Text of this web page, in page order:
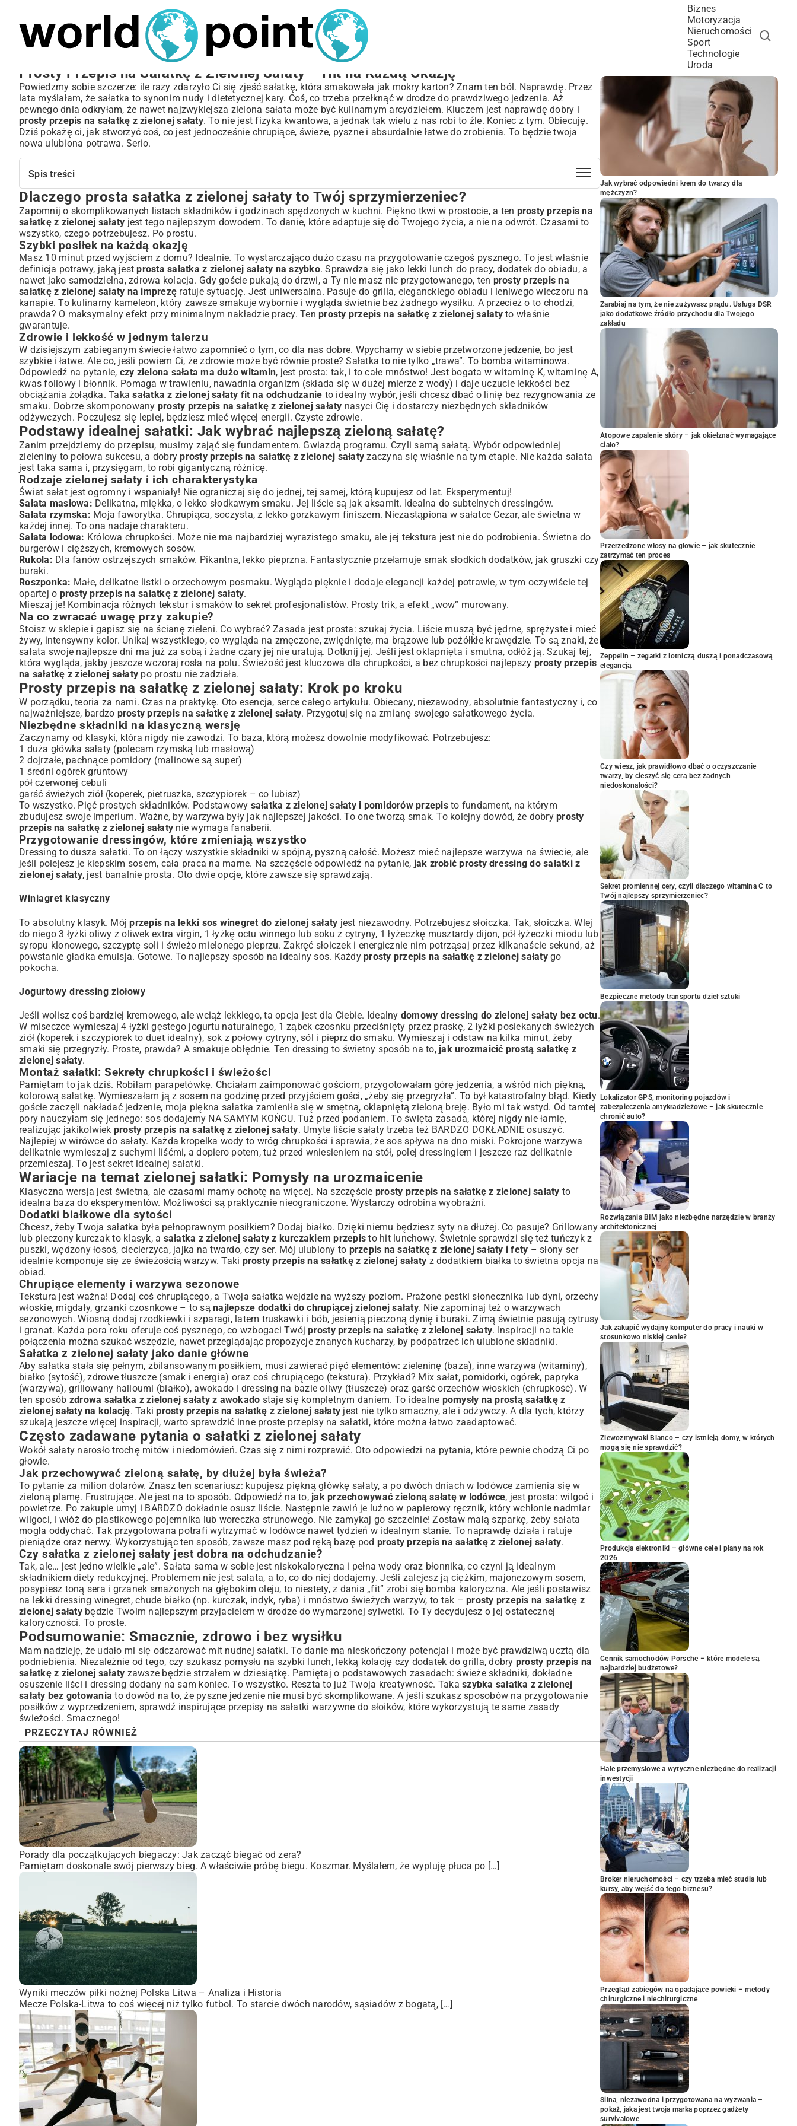
Biznes
Motoryzacja
Nieruchomości
Sport
Technologie
Uroda
Prosty Przepis na Sałatkę z Zielonej Sałaty – Hit na Każdą Okazję
Powiedzmy sobie szczerze: ile razy zdarzyło Ci się zjeść sałatkę, która smakowała jak mokry karton? Znam ten ból. Naprawdę. Przez
lata myślałam, że sałatka to synonim nudy i dietetycznej kary. Coś, co trzeba przełknąć w drodze do prawdziwego jedzenia. Aż
pewnego dnia odkryłam, że nawet najzwyklejsza zielona sałata może być kulinarnym arcydziełem. Kluczem jest naprawdę dobry i
prosty przepis na sałatkę z zielonej sałaty. To nie jest fizyka kwantowa, a jednak tak wielu z nas robi to źle. Koniec z tym. Obiecuję.
Dziś pokażę ci, jak stworzyć coś, co jest jednocześnie chrupiące, świeże, pyszne i absurdalnie łatwe do zrobienia. To będzie twoja
nowa ulubiona potrawa. Serio.
Spis treści
Dlaczego prosta sałatka z zielonej sałaty to Twój sprzymierzeniec?
Szybki posiłek na każdą okazję
Zdrowie i lekkość w jednym talerzu
Podstawy idealnej sałatki: Jak wybrać najlepszą zieloną sałatę?
Rodzaje zielonej sałaty i ich charakterystyka
Na co zwracać uwagę przy zakupie?
Prosty przepis na sałatkę z zielonej sałaty: Krok po kroku
Niezbędne składniki na klasyczną wersję
Przygotowanie dressingów, które zmieniają wszystko
Montaż sałatki: Sekrety chrupkości i świeżości
Wariacje na temat zielonej sałatki: Pomysły na urozmaicenie
Dodatki białkowe dla sytości
Chrupiące elementy i warzywa sezonowe
Sałatka z zielonej sałaty jako danie główne
Często zadawane pytania o sałatki z zielonej sałaty
Jak przechowywać zieloną sałatę, by dłużej była świeża?
Czy sałatka z zielonej sałaty jest dobra na odchudzanie?
Podsumowanie: Smacznie, zdrowo i bez wysiłku
Dlaczego prosta sałatka z zielonej sałaty to Twój sprzymierzeniec?
Zapomnij o skomplikowanych listach składników i godzinach spędzonych w kuchni. Piękno tkwi w prostocie, a ten prosty przepis na
sałatkę z zielonej sałaty jest tego najlepszym dowodem. To danie, które adaptuje się do Twojego życia, a nie na odwrót. Czasami to
wszystko, czego potrzebujesz. Po prostu.
Szybki posiłek na każdą okazję
Masz 10 minut przed wyjściem z domu? Idealnie. To wystarczająco dużo czasu na przygotowanie czegoś pysznego. To jest właśnie
definicja potrawy, jaką jestprosta sałatka z zielonej sałaty na szybko. Sprawdza się jako lekki lunch do pracy, dodatek do obiadu, a
nawet jako samodzielna, zdrowa kolacja. Gdy goście pukają do drzwi, a Ty nie masz nic przygotowanego, ten prosty przepis na
sałatkę z zielonej sałaty na imprezę ratuje sytuację. Jest uniwersalna. Pasuje do grilla, eleganckiego obiadu i leniwego wieczoru na
kanapie. To kulinarny kameleon, który zawsze smakuje wybornie i wygląda świetnie bez żadnego wysiłku. A przecież o to chodzi,
prawda? O maksymalny efekt przy minimalnym nakładzie pracy. Ten prosty przepis na sałatkę z zielonej sałatyto właśnie
gwarantuje.
Zdrowie i lekkość w jednym talerzu
W dzisiejszym zabieganym świecie łatwo zapomnieć o tym, co dla nas dobre. Wpychamy w siebie przetworzone jedzenie, bo jest
szybkie i łatwe. Ale co, jeśli powiem Ci, że zdrowie może być równie proste? Sałatka to nie tylko „trawa”. To bomba witaminowa.
Odpowiedź na pytanie, czy zielona sałata ma dużo witamin, jest prosta: tak, i to całe mnóstwo! Jest bogata w witaminę K, witaminę A,
kwas foliowy i błonnik. Pomaga w trawieniu, nawadnia organizm (składa się w dużej mierze z wody) i daje uczucie lekkości bez
obciążania żołądka. Takasałatka z zielonej sałaty fit na odchudzanie to idealny wybór, jeśli chcesz dbać o linię bez rezygnowania ze
smaku. Dobrze skomponowany prosty przepis na sałatkę z zielonej sałaty nasyci Cię i dostarczy niezbędnych składników
odżywczych. Poczujesz się lepiej, będziesz mieć więcej energii. Czyste zdrowie.
Podstawy idealnej sałatki: Jak wybrać najlepszą zieloną sałatę?
Zanim przejdziemy do przepisu, musimy zająć się fundamentem. Gwiazdą programu. Czyli samą sałatą. Wybór odpowiedniej
zieleniny to połowa sukcesu, a dobryprosty przepis na sałatkę z zielonej sałaty zaczyna się właśnie na tym etapie. Nie każda sałata
jest taka sama i, przysięgam, to robi gigantyczną różnicę.
Rodzaje zielonej sałaty i ich charakterystyka
Świat sałat jest ogromny i wspaniały! Nie ograniczaj się do jednej, tej samej, którą kupujesz od lat. Eksperymentuj!
Sałata masłowa: Delikatna, miękka, o lekko słodkawym smaku. Jej liście są jak aksamit. Idealna do subtelnych dressingów.
Sałata rzymska: Moja faworytka. Chrupiąca, soczysta, z lekko gorzkawym finiszem. Niezastąpiona w sałatce Cezar, ale świetna w
każdej innej. To ona nadaje charakteru.
Sałata lodowa: Królowa chrupkości. Może nie ma najbardziej wyrazistego smaku, ale jej tekstura jest nie do podrobienia. Świetna do
burgerów i cięższych, kremowych sosów.
Rukola: Dla fanów ostrzejszych smaków. Pikantna, lekko pieprzna. Fantastycznie przełamuje smak słodkich dodatków, jak gruszki czy
buraki.
Roszponka: Małe, delikatne listki o orzechowym posmaku. Wygląda pięknie i dodaje elegancji każdej potrawie, w tym oczywiście tej
opartej o prosty przepis na sałatkę z zielonej sałaty.
Mieszaj je! Kombinacja różnych tekstur i smaków to sekret profesjonalistów. Prosty trik, a efekt „wow” murowany.
Na co zwracać uwagę przy zakupie?
Stoisz w sklepie i gapisz się na ścianę zieleni. Co wybrać? Zasada jest prosta: szukaj życia. Liście muszą być jędrne, sprężyste i mieć
żywy, intensywny kolor. Unikaj wszystkiego, co wygląda na zmęczone, zwiędnięte, ma brązowe lub pożółkłe krawędzie. To są znaki, że
sałata swoje najlepsze dni ma już za sobą i żadne czary jej nie uratują. Dotknij jej. Jeśli jest oklapnięta i smutna, odłóż ją. Szukaj tej,
która wygląda, jakby jeszcze wczoraj rosła na polu. Świeżość jest kluczowa dla chrupkości, a bez chrupkości najlepszy prosty przepis
na sałatkę z zielonej sałaty po prostu nie zadziała.
Prosty przepis na sałatkę z zielonej sałaty: Krok po kroku
W porządku, teoria za nami. Czas na praktykę. Oto esencja, serce całego artykułu. Obiecany, niezawodny, absolutnie fantastyczny i, co
najważniejsze, bardzo prosty przepis na sałatkę z zielonej sałaty. Przygotuj się na zmianę swojego sałatkowego życia.
Niezbędne składniki na klasyczną wersję
Zaczynamy od klasyki, która nigdy nie zawodzi. To baza, którą możesz dowolnie modyfikować. Potrzebujesz:
1 duża główka sałaty (polecam rzymską lub masłową)
2 dojrzałe, pachnące pomidory (malinowe są super)
1 średni ogórek gruntowy
pół czerwonej cebuli
garść świeżych ziół (koperek, pietruszka, szczypiorek – co lubisz)
To wszystko. Pięć prostych składników. Podstawowy sałatka z zielonej sałaty i pomidorów przepisto fundament, na którym
zbudujesz swoje imperium. Ważne, by warzywa były jak najlepszej jakości. To one tworzą smak. To kolejny dowód, że dobry prosty
przepis na sałatkę z zielonej sałaty nie wymaga fanaberii.
Przygotowanie dressingów, które zmieniają wszystko
Dressing to dusza sałatki. To on łączy wszystkie składniki w spójną, pyszną całość. Możesz mieć najlepsze warzywa na świecie, ale
jeśli polejesz je kiepskim sosem, cała praca na marne. Na szczęście odpowiedź na pytanie, jak zrobić prosty dressing do sałatki z
zielonej sałaty, jest banalnie prosta. Oto dwie opcje, które zawsze się sprawdzają.
Winiagret klasyczny
To absolutny klasyk. Mójprzepis na lekki sos winegret do zielonej sałaty jest niezawodny. Potrzebujesz słoiczka. Tak, słoiczka. Wlej
do niego 3 łyżki oliwy z oliwek extra virgin, 1 łyżkę octu winnego lub soku z cytryny, 1 łyżeczkę musztardy dijon, pół łyżeczki miodu lub
syropu klonowego, szczyptę soli i świeżo mielonego pieprzu. Zakręć słoiczek i energicznie nim potrząsaj przez kilkanaście sekund, aż
powstanie gładka emulsja. Gotowe. To najlepszy sposób na idealny sos. Każdy prosty przepis na sałatkę z zielonej sałatygo
pokocha.
Jogurtowy dressing ziołowy
Jeśli wolisz coś bardziej kremowego, ale wciąż lekkiego, ta opcja jest dla Ciebie. Idealny domowy dressing do zielonej sałaty bez octu.
W miseczce wymieszaj 4 łyżki gęstego jogurtu naturalnego, 1 ząbek czosnku przeciśnięty przez praskę, 2 łyżki posiekanych świeżych
ziół (koperek i szczypiorek to duet idealny), sok z połowy cytryny, sól i pieprz do smaku. Wymieszaj i odstaw na kilka minut, żeby
smaki się przegryzły. Proste, prawda? A smakuje obłędnie. Ten dressing to świetny sposób na to, jak urozmaicić prostą sałatkę z
zielonej sałaty.
Montaż sałatki: Sekrety chrupkości i świeżości
Pamiętam to jak dziś. Robiłam parapetówkę. Chciałam zaimponować gościom, przygotowałam górę jedzenia, a wśród nich piękną,
kolorową sałatkę. Wymieszałam ją z sosem na godzinę przed przyjściem gości, „żeby się przegryzła”. To był katastrofalny błąd. Kiedy
goście zaczęli nakładać jedzenie, moja piękna sałatka zamieniła się w smętną, oklapniętą zieloną breję. Było mi tak wstyd. Od tamtej
pory nauczyłam się jednego: sos dodajemy NA SAMYM KOŃCU. Tuż przed podaniem. To święta zasada, której nigdy nie łamię,
realizując jakikolwiek prosty przepis na sałatkę z zielonej sałaty. Umyte liście sałaty trzeba też BARDZO DOKŁADNIE osuszyć.
Najlepiej w wirówce do sałaty. Każda kropelka wody to wróg chrupkości i sprawia, że sos spływa na dno miski. Pokrojone warzywa
delikatnie wymieszaj z suchymi liśćmi, a dopiero potem, tuż przed wniesieniem na stół, polej dressingiem i jeszcze raz delikatnie
przemieszaj. To jest sekret idealnej sałatki.
Wariacje na temat zielonej sałatki: Pomysły na urozmaicenie
Klasyczna wersja jest świetna, ale czasami mamy ochotę na więcej. Na szczęście prosty przepis na sałatkę z zielonej sałaty to
idealna baza do eksperymentów. Możliwości są praktycznie nieograniczone. Wystarczy odrobina wyobraźni.
Dodatki białkowe dla sytości
Chcesz, żeby Twoja sałatka była pełnoprawnym posiłkiem? Dodaj białko. Dzięki niemu będziesz syty na dłużej. Co pasuje? Grillowany
lub pieczony kurczak to klasyk, a sałatka z zielonej sałaty z kurczakiem przepis to hit lunchowy. Świetnie sprawdzi się też tuńczyk z
puszki, wędzony łosoś, ciecierzyca, jajka na twardo, czy ser. Mój ulubiony to przepis na sałatkę z zielonej sałaty i fety – słony ser
idealnie komponuje się ze świeżością warzyw. Taki prosty przepis na sałatkę z zielonej sałaty z dodatkiem białka to świetna opcja na
obiad.
Chrupiące elementy i warzywa sezonowe
Tekstura jest ważna! Dodaj coś chrupiącego, a Twoja sałatka wejdzie na wyższy poziom. Prażone pestki słonecznika lub dyni, orzechy
włoskie, migdały, grzanki czosnkowe – to są najlepsze dodatki do chrupiącej zielonej sałaty. Nie zapominaj też o warzywach
sezonowych. Wiosną dodaj rzodkiewki i szparagi, latem truskawki i bób, jesienią pieczoną dynię i buraki. Zimą świetnie pasują cytrusy
i granat. Każda pora roku oferuje coś pysznego, co wzbogaci Twójprosty przepis na sałatkę z zielonej sałaty. Inspiracji na takie
połączenia można szukać wszędzie, nawet przeglądając propozycje znanych kucharzy, by podpatrzeć ich ulubione składniki.
Sałatka z zielonej sałaty jako danie główne
Aby sałatka stała się pełnym, zbilansowanym posiłkiem, musi zawierać pięć elementów: zieleninę (baza), inne warzywa (witaminy),
białko (sytość), zdrowe tłuszcze (smak i energia) oraz coś chrupiącego (tekstura). Przykład? Mix sałat, pomidorki, ogórek, papryka
(warzywa), grillowany halloumi (białko), awokado i dressing na bazie oliwy (tłuszcze) oraz garść orzechów włoskich (chrupkość). W
ten sposób zdrowa sałatka z zielonej sałaty z awokado staje się kompletnym daniem. To idealne pomysły na prostą sałatkę z
zielonej sałaty na kolację. Takiprosty przepis na sałatkę z zielonej sałaty jest nie tylko smaczny, ale i odżywczy. A dla tych, którzy
szukają jeszcze więcej inspiracji, warto sprawdzić inne proste przepisy na sałatki, które można łatwo zaadaptować.
Często zadawane pytania o sałatki z zielonej sałaty
Wokół sałaty narosło trochę mitów i niedomówień. Czas się z nimi rozprawić. Oto odpowiedzi na pytania, które pewnie chodzą Ci po
głowie.
Jak przechowywać zieloną sałatę, by dłużej była świeża?
To pytanie za milion dolarów. Znasz ten scenariusz: kupujesz piękną główkę sałaty, a po dwóch dniach w lodówce zamienia się w
zieloną plamę. Frustrujące. Ale jest na to sposób. Odpowiedź na to, jak przechowywać zieloną sałatę w lodówce, jest prosta: wilgoć i
powietrze. Po zakupie umyj i BARDZO dokładnie osusz liście. Następnie zawiń je luźno w papierowy ręcznik, który wchłonie nadmiar
wilgoci, i włóż do plastikowego pojemnika lub woreczka strunowego. Nie zamykaj go szczelnie! Zostaw małą szparkę, żeby sałata
mogła oddychać. Tak przygotowana potrafi wytrzymać w lodówce nawet tydzień w idealnym stanie. To naprawdę działa i ratuje
pieniądze oraz nerwy. Wykorzystując ten sposób, zawsze masz pod ręką bazę pod prosty przepis na sałatkę z zielonej sałaty.
Czy sałatka z zielonej sałaty jest dobra na odchudzanie?
Tak, ale… jest jedno wielkie „ale”. Sałata sama w sobie jest niskokaloryczna i pełna wody oraz błonnika, co czyni ją idealnym
składnikiem diety redukcyjnej. Problemem nie jest sałata, a to, co do niej dodajemy. Jeśli zalejesz ją ciężkim, majonezowym sosem,
posypiesz toną sera i grzanek smażonych na głębokim oleju, to niestety, z dania „fit” zrobi się bomba kaloryczna. Ale jeśli postawisz
na lekki dressing winegret, chude białko (np. kurczak, indyk, ryba) i mnóstwo świeżych warzyw, to tak – prosty przepis na sałatkę z
zielonej sałatybędzie Twoim najlepszym przyjacielem w drodze do wymarzonej sylwetki. To Ty decydujesz o jej ostatecznej
kaloryczności. To proste.
Podsumowanie: Smacznie, zdrowo i bez wysiłku
Mam nadzieję, że udało mi się odczarować mit nudnej sałatki. To danie ma nieskończony potencjał i może być prawdziwą ucztą dla
podniebienia. Niezależnie od tego, czy szukasz pomysłu na szybki lunch, lekką kolację czy dodatek do grilla, dobry prosty przepis na
sałatkę z zielonej sałaty zawsze będzie strzałem w dziesiątkę. Pamiętaj o podstawowych zasadach: świeże składniki, dokładne
osuszenie liści i dressing dodany na sam koniec. To wszystko. Reszta to już Twoja kreatywność. Taka szybka sałatka z zielonej
sałaty bez gotowania to dowód na to, że pyszne jedzenie nie musi być skomplikowane. A jeśli szukasz sposobów na przygotowanie
posiłków z wyprzedzeniem, sprawdź inspirujące przepisy na sałatki warzywne do słoików, które wykorzystują te same zasady
świeżości. Smacznego!
PRZECZYTAJ RÓWNIEŻ
Porady dla początkujących biegaczy: Jak zacząć biegać od zera?
Pamiętam doskonale swój pierwszy bieg. A właściwie próbę biegu. Koszmar. Myślałem, że wypluję płuca po […]
Wyniki meczów piłki nożnej Polska Litwa – Analiza i Historia
Mecze Polska-Litwa to coś więcej niż tylko futbol. To starcie dwóch narodów, sąsiadów z bogatą, […]
POPULARNE ARTYKUŁY
Jak wybrać odpowiedni krem do twarzy dla
mężczyzn?
Zarabiaj na tym, że nie zużywasz prądu. Usługa DSR
jako dodatkowe źródło przychodu dla Twojego
zakładu
Atopowe zapalenie skóry – jak okiełznać wymagające
ciało?
Przerzedzone włosy na głowie – jak skutecznie
zatrzymać ten proces
Zeppelin – zegarki z lotniczą duszą i ponadczasową
elegancją
Czy wiesz, jak prawidłowo dbać o oczyszczanie
twarzy, by cieszyć się cerą bez żadnych
niedoskonałości?
Sekret promiennej cery, czyli dlaczego witamina C to
Twój najlepszy sprzymierzeniec?
Bezpieczne metody transportu dzieł sztuki
Lokalizator GPS, monitoring pojazdów i
zabezpieczenia antykradzieżowe – jak skutecznie
chronić auto?
Rozwiązania BIM jako niezbędne narzędzie w branży
architektonicznej
Jak zakupić wydajny komputer do pracy i nauki w
stosunkowo niskiej cenie?
Zlewozmywaki Blanco – czy istnieją domy, w których
mogą się nie sprawdzić?
Produkcja elektroniki – główne cele i plany na rok
2026
Cennik samochodów Porsche – które modele są
najbardziej budżetowe?
Hale przemysłowe a wytyczne niezbędne do realizacji
inwestycji
Broker nieruchomości – czy trzeba mieć studia lub
kursy, aby wejść do tego biznesu?
Przegląd zabiegów na opadające powieki – metody
chirurgiczne i niechirurgiczne
Silna, niezawodna i przygotowana na wyzwania –
pokaż, jaka jest twoja marka poprzez gadżety
survivalowe